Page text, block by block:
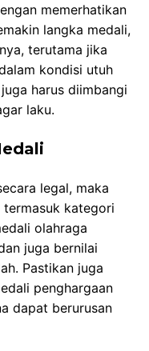
memerhatikan
langka medali,
terutama jika
kondisi utuh
harus diimbangi
laku.
legal, maka
kategori
olahraga
juga bernilai
Pastikan juga
penghargaan
dapat berurusan